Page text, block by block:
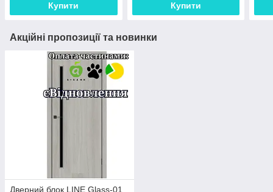
Купити Купити
Акційні пропозиції та новинки
Дверний блок LINE Glass-01